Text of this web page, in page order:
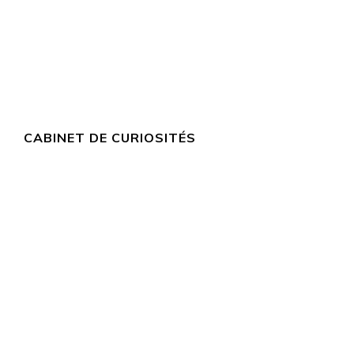
CABINET DE CURIOSITÉS